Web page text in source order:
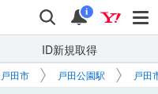
検索 通知
i
ID新規取得
戸田市 戸田公園駅 戸田